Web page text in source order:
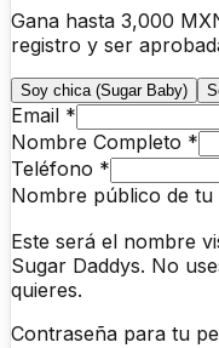
Gana hasta 3,000
registro y ser
Soy chica (Sugar Baby)
Email *
Nombre Completo *
Teléfono *
Nombre público de
Este será el nombre
Sugar Daddys. No
quieres.
Contraseña para tu